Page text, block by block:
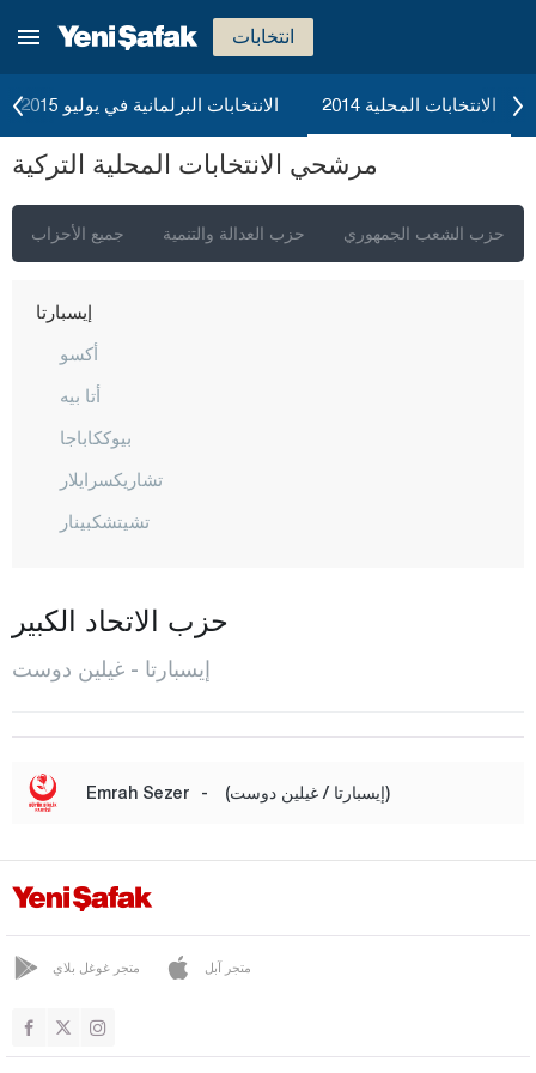
انتخابات
الانتخابات البرلمانية في يوليو 2015 الانتخابات المحلية 2014
مرشحي الانتخابات المحلية التركية
جميع الأحزاب حزب العدالة والتنمية حزب الشعب الجمهوري
غازي عنتاب
غيراسون
كوموش خانة
هاكّاري
إيغدير
إيسبارتا
أكسو
أتا بيه
بيوككاباجا
تشاريكسرايلار
تشيتشكبينار
غيلين دوست
هويوكلو
كيشي بورلو
المركز
صاري ادريس
سنير
حزب الاتحاد الكبير
إيسبارتا - غيلين دوست
Emrah Sezer - (إيسبارتا / غيلين دوست)
متجر غوغل بلاي متجر آبل